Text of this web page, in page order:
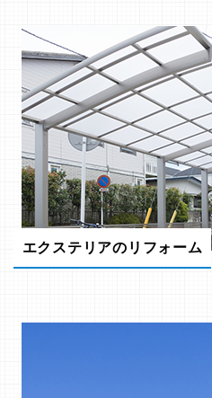
エクステリアのリフォーム